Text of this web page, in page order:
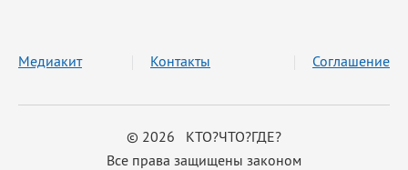
© 2026 КТО?ЧТО?ГДЕ?
Все права защищены законом
Медиакит Контакты Соглашение